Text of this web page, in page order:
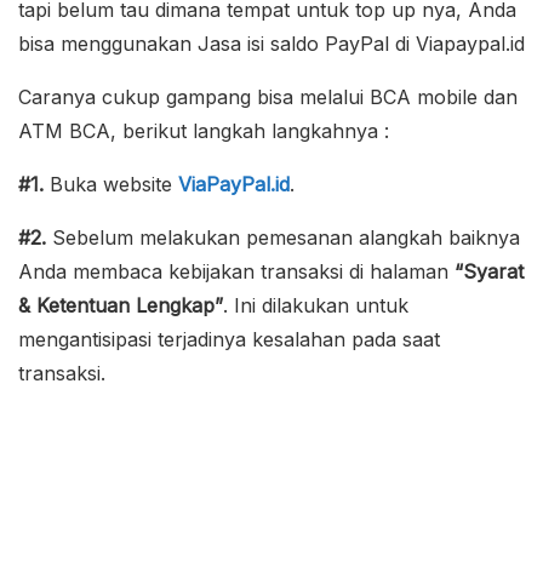
tapi belum tau dimana tempat untuk top up nya, Anda
bisa menggunakan Jasa isi saldo PayPal di Viapaypal.id
Caranya cukup gampang bisa melalui BCA mobile dan
ATM BCA, berikut langkah langkahnya :
#1. Buka website ViaPayPal.id.
#2. Sebelum melakukan pemesanan alangkah baiknya
Anda membaca kebijakan transaksi di halaman “Syarat
& Ketentuan Lengkap”. Ini dilakukan untuk
mengantisipasi terjadinya kesalahan pada saat
transaksi.